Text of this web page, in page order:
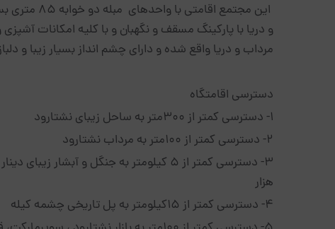
این مجتمع
مرداب و دریا واقع شده و دارای چشم انداز بسیار زیبا و
دسترسی اقامتگاه
1- دسترسی کمتر از 300متر به ساحل زیبای نشتارود
2- دسترسی کمتر از 100متر به مرداب نشتارود
هزار
4- دسترسی کمتر از 15کیلومتر به پل تاریخی چشمه کیله